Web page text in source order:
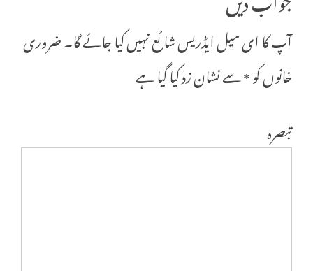
آپ کا ای میل ایڈریس شائع نہیں کیا جائے گا۔ضروری
خانوں کو*سے نشان زد کیا گیا ہے
تبصرہ